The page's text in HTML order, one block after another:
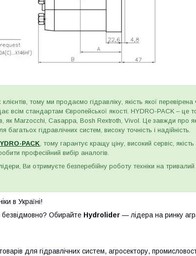
клієнтів, тому ми продаємо гідравліку, якість якої
всім стандартам Європейської якості. HYDRO-PACK – це
як Marzocchi, Casappa, Bosh Rextroth, Vivol. Це завжди про
багатьох гідравлічних систем, високу точність і надійність.
PACK, тому гарантує кращу ціну, високий сервіс,
професійний вибір аналогів.
Ви отримуєте безперебійну роботу техніки на тривалий
в Україні!
Обирайте Hydrolider — лідера на ринку
для гідравлічних систем, агросектору,